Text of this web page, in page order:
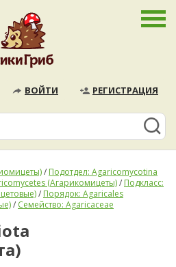
ВОЙТИ РЕГИСТРАЦИЯ
/ Подотдел: Agaricomycotina
(Агарикомицеты)/ Подкласс:
/ Порядок: Agaricales
/ Семейство: Agaricaceae